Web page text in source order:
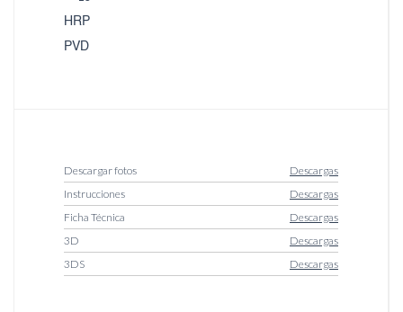
HRP
PVD
Descargar fotos
Descargas
Instrucciones
Descargas
Ficha Técnica
Descargas
3D
Descargas
3DS
Descargas